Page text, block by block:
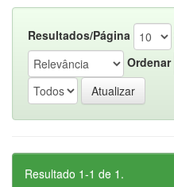
Resultados/Página
Ordenar
Resultado 1-1 de 1.